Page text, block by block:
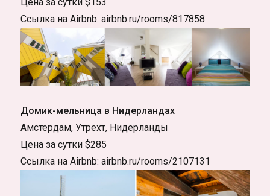
Ссылка на Airbnb: airbnb.ru/rooms/817858
Домик-мельница в Нидерландах
Амстердам, Утрехт, Нидерланды
Цена за сутки $285
Ссылка на Airbnb: airbnb.ru/rooms/2107131